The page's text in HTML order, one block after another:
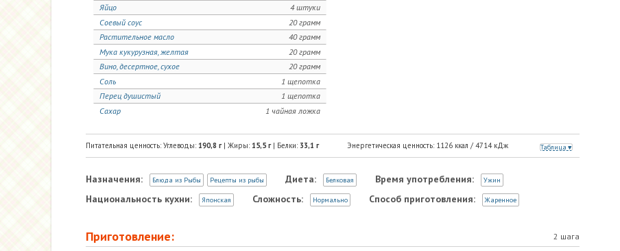
4 штуки
Яйцо
20 грамм
Соевый соус
40 грамм
Растительное масло
20 грамм
Мука кукурузная, желтая
20 грамм
Вино, десертное, сухое
1 щепотка
Соль
1 щепотка
Перец душистый
1 чайная ложка
Сахар
Таблица
Энергетическая ценность: 1126ккал / 4714кДж
Питательная ценность: Углеводы: 190,8 г| Жиры: 15,5г| Белки: 33,1 г
Назначения: Блюда из Рыбы Рецепты из рыбы Диета: Белковая Время употребления: Ужин
Национальность кухни: Японская Сложность: Нормально Способ приготовления: Жаренное
Приготовление: 2 шага